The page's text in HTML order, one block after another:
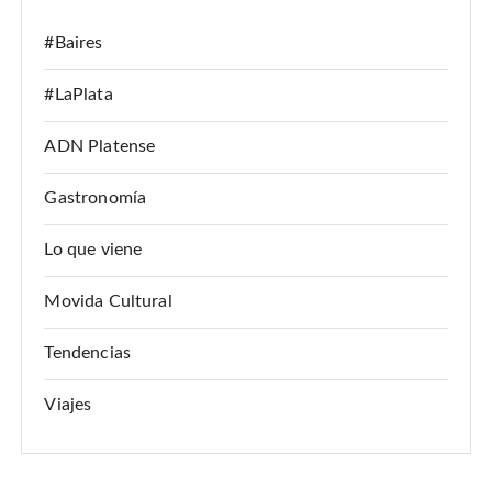
#Baires
#LaPlata
ADN Platense
Gastronomía
Lo que viene
Movida Cultural
Tendencias
Viajes